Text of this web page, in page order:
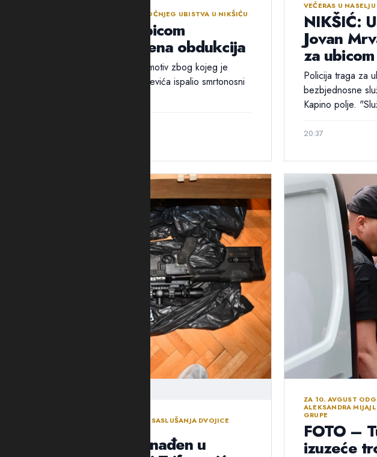
NASTAVLJENA ISTRAGA NAKON SINOĆNJEG UBISTVA U NIKŠIĆU
Policija traga za ubicom
Mrvaljevića, naložena obdukcija
Ni nakon 18 sati nije utvrđen ni motiv zbog kojeg je
ubica, navodno, u potiljak Mrvaljevića ispalio smrtonosni
VEČERAS U
NIKŠIĆ:
Jovan
za ubicom
Policija traga za
bezbjednosne
Kapino polje.
20:37
ODLUKA SUDIJE ZA ISTRAGU NAKON SASLUŠANJA DVOJICE
Arsenal oružja pronađen u
ZA 10. AVGUST
ALEKSANDRA
GRUPE
FOTO –
izuzeće